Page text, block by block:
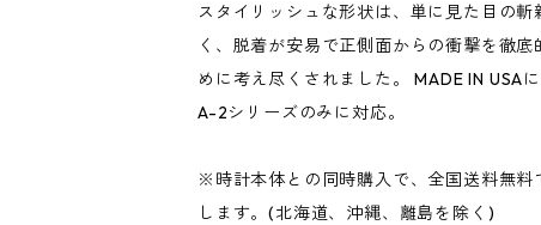
スタイリッシュな形状は、単に見た目の斬
く、脱着が安易で正側面からの衝撃を徹底
めに考え尽くされました。 MADE IN USA
A-2シリーズのみに対応。
※時計本体との同時購入で、全国送料無料
します。(北海道、沖縄、離島を除く)